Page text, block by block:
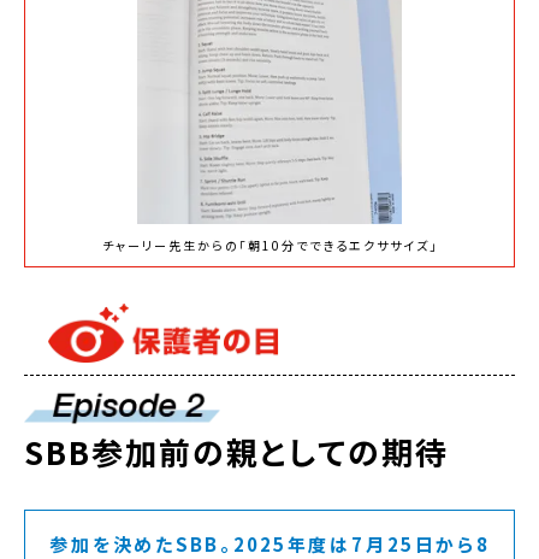
チャーリー先生からの「朝10分でできるエクササイズ」
SBB参加前の親としての期待
参加を決めたSBB。2025年度は7月25日から8